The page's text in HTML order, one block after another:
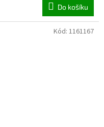
Do košíku
Kód: 1161167